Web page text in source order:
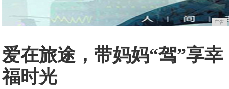
广告
爱在旅途，带妈妈“驾”享幸
福时光